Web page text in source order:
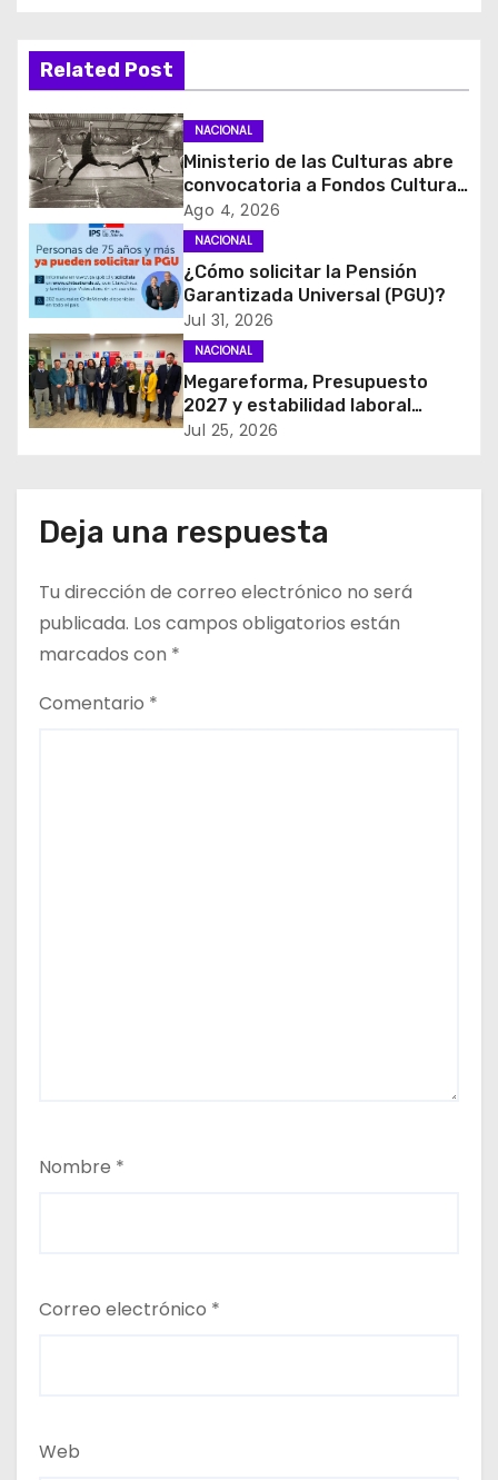
a
c
i
ó
n
d
e
e
n
r
d
a
s
Related Post
NACIONAL
Ministerio de las Culturas abre
convocatoria a Fondos Cultura
2027 con foco en
transparencia, innovación y
acceso ciudadano
Ago 4, 2026
NACIONAL
¿Cómo solicitar la Pensión
Garantizada Universal (PGU)?
Jul 31, 2026
NACIONAL
Megareforma, Presupuesto
2027 y estabilidad laboral
marcan reunión clave entre
Jul 25, 2026
Deja una respuesta
Tu dirección de correo electrónico no será
publicada. Los campos obligatorios están
marcados con *
Comentario *
Nombre *
Correo electrónico *
Web